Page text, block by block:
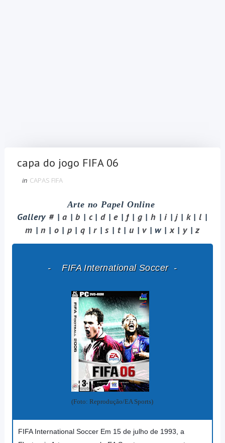
capa do jogo FIFA 06
in CAPAS FIFA
Arte no Papel Online
Gallery # | a | b | c | d | e | f | g | h | i | j | k | l |
m | n | o | p | q | r | s | t | u | v | w | x | y | z
- FIFA International Soccer -
(Foto: Reprodução/EA Sports)
FIFA International Soccer Em 15 de julho de 1993, a